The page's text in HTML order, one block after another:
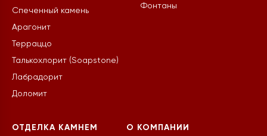
Спеченный камень
Арагонит
Терраццо
Талькохлорит (Soapstone)
Лабрадорит
Доломит
Фонтаны
ОТДЕЛКА КАМНЕМ О КОМПАНИИ